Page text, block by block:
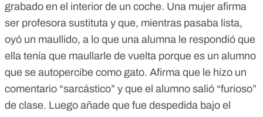
grabado en el interior de un coche. Una mujer afirma
ser profesora sustituta y que, mientras pasaba lista,
oyó un maullido, a lo que una alumna le respondió que
ella tenía que maullarle de vuelta porque es un alumno
que se autopercibe como gato. Afirma que le hizo un
comentario “sarcástico” y que el alumno salió “furioso”
de clase. Luego añade que fue despedida bajo el